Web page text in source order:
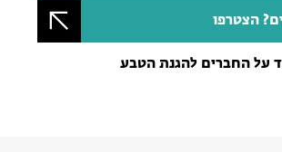
הצטרפו
על החברים להגנת הטבע